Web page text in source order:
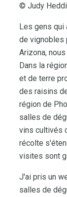
© Judy
Les gens qui
de vignobles
Arizona,
Dans la
et de terre
des raisins
région de
salles de
vins cultivés
récolte
visites sont
J'ai pris un
salles de